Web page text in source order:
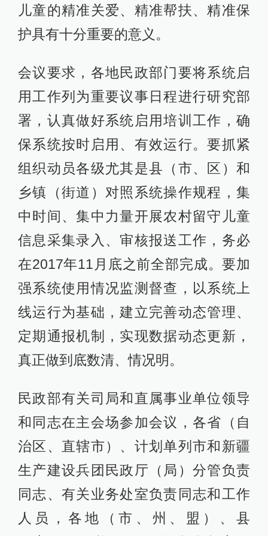
儿童的精准关爱、精准帮扶、精准保
护具有十分重要的意义。
会议要求，各地民政部门要将系统启
用工作列为重要议事日程进行研究部
署，认真做好系统启用培训工作，确
保系统按时启用、有效运行。要抓紧
组织动员各级尤其是县（市、区）和
乡镇（街道）对照系统操作规程，集
中时间、集中力量开展农村留守儿童
信息采集录入、审核报送工作，务必
在2017年11月底之前全部完成。要加
强系统使用情况监测督查，以系统上
线运行为基础，建立完善动态管理、
定期通报机制，实现数据动态更新，
真正做到底数清、情况明。
民政部有关司局和直属事业单位领导
和同志在主会场参加会议，各省（自
治区、直辖市）、计划单列市和新疆
生产建设兵团民政厅（局）分管负责
同志、有关业务处室负责同志和工作
人员，各地（市、州、盟）、县